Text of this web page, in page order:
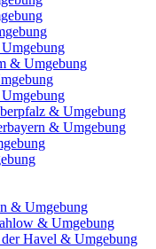
& Umgebung
& Umgebung
& Umgebung
& Umgebung
& Umgebung
Havel & Umgebung